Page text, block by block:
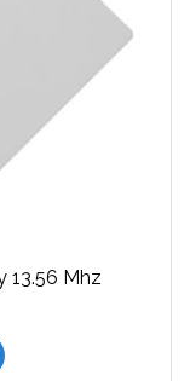
13.56 Mhz